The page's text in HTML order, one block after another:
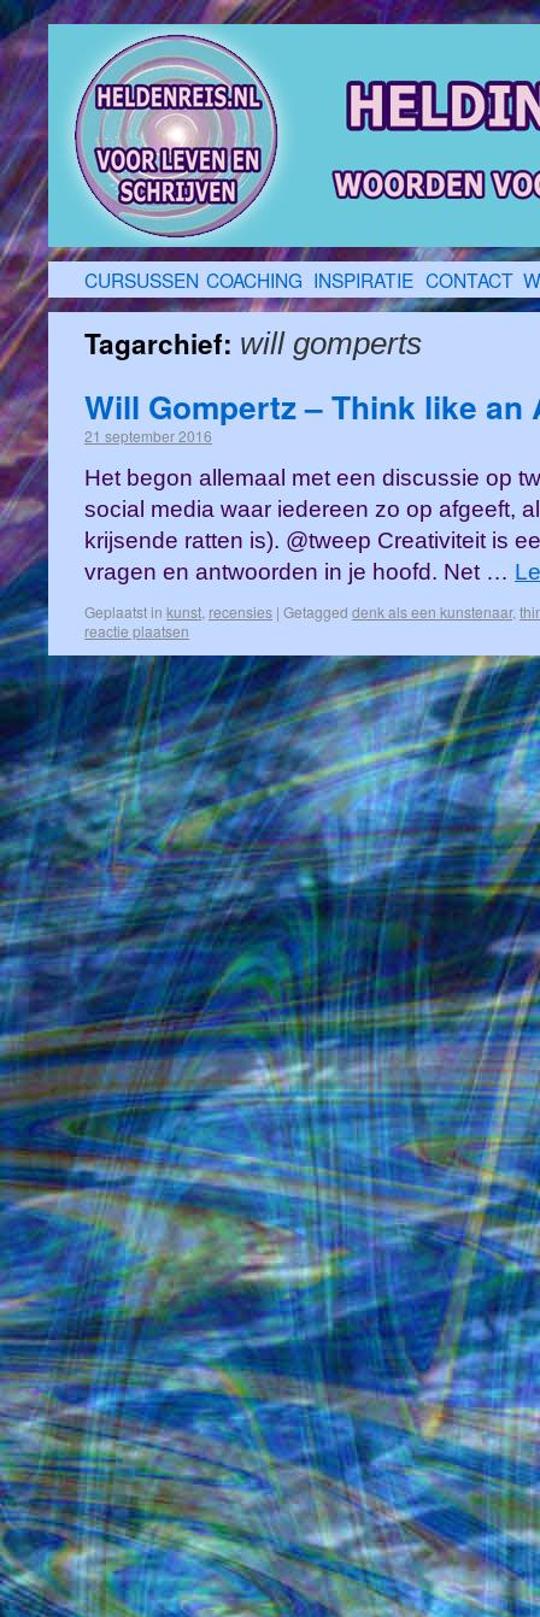
CURSUSSEN COACHING INSPIRATIE CONTACT
Tagarchief: will gomperts
Will Gompertz – Think like an
21 september 2016
Het begon allemaal met een discussie op
social media waar iedereen zo op afgeeft,
krijsende ratten is). @tweep Creativiteit is
vragen en antwoorden in je hoofd. Net …
Geplaatst in kunst, recensies | Getagged denk als een kunstenaar,
reactie plaatsen